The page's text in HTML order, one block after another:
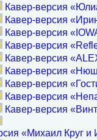
Кавер-версия
Кавер-версия
Кавер-версия
Кавер-версия
Кавер-версия
Кавер-версия
Кавер-версия
Кавер-версия
Кавер-версия
«Михаил Круг